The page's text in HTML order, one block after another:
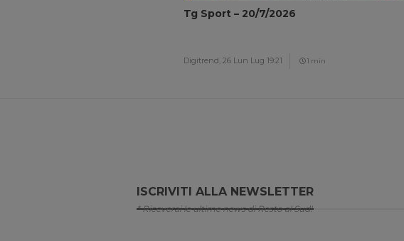
Tg Sport – 20/7/2026
Digitrend, 26 Lun Lug 19:21 1 min
ISCRIVITI ALLA NEWSLETTER
* Riceverai le ultime news di Resto al Sud!